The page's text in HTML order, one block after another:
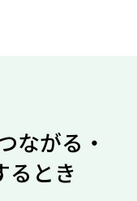
ながる・
るとき